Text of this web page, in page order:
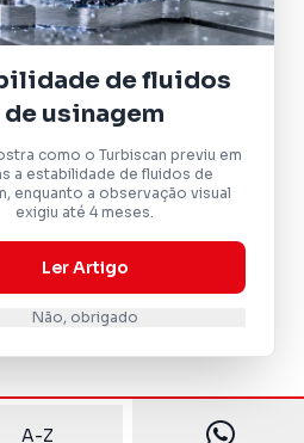
de fluidos
de usinagem
como o Turbiscan previu em
a estabilidade de fluidos de
enquanto a observação visual
exigiu até 4 meses.
Ler Artigo
Não, obrigado
A-Z